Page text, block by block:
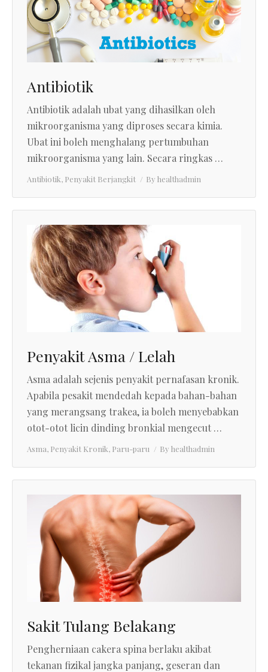
Antibiotik
Antibiotik adalah ubat yang dihasilkan oleh
mikroorganisma yang diproses secara kimia.
Ubat ini boleh menghalang pertumbuhan
mikroorganisma yang lain. Secara ringkas …
Antibiotik, Penyakit Berjangkit By healthadmin
Penyakit Asma / Lelah
Asma adalah sejenis penyakit pernafasan kronik.
Apabila pesakit mendedah kepada bahan-bahan
yang merangsang trakea, ia boleh menyebabkan
otot-otot licin dinding bronkial mengecut …
Asma, Penyakit Kronik, Paru-paru By healthadmin
Sakit Tulang Belakang
Pengherniaan cakera spina berlaku akibat
tekanan fizikal jangka panjang, geseran dan